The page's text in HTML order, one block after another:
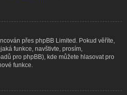
přes phpBB Limited. Pokud věříte,
funkce, navštivte, prosím,
pro phpBB), kde můžete hlasovat pro
funkce.